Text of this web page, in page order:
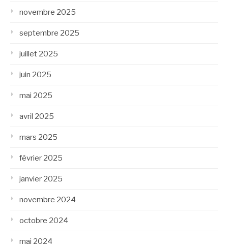
novembre 2025
septembre 2025
juillet 2025
juin 2025
mai 2025
avril 2025
mars 2025
février 2025
janvier 2025
novembre 2024
octobre 2024
mai 2024